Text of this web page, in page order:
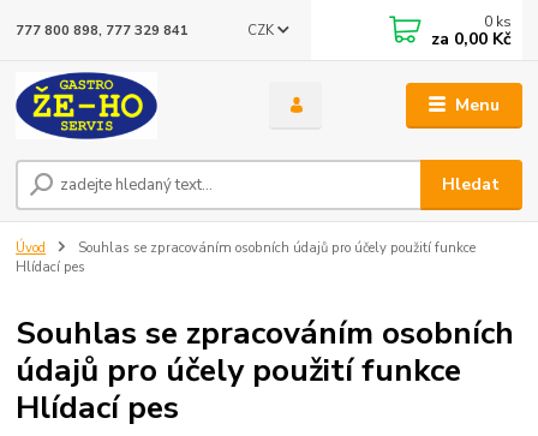
Menu
CZK
Hledat
777 800 898, 777 329 841 0 ks
za 0,00 Kč
Úvod
Souhlas se zpracováním osobních údajů pro účely použití funkce
Hlídací pes
Souhlas se zpracováním osobních
údajů pro účely použití funkce
Hlídací pes